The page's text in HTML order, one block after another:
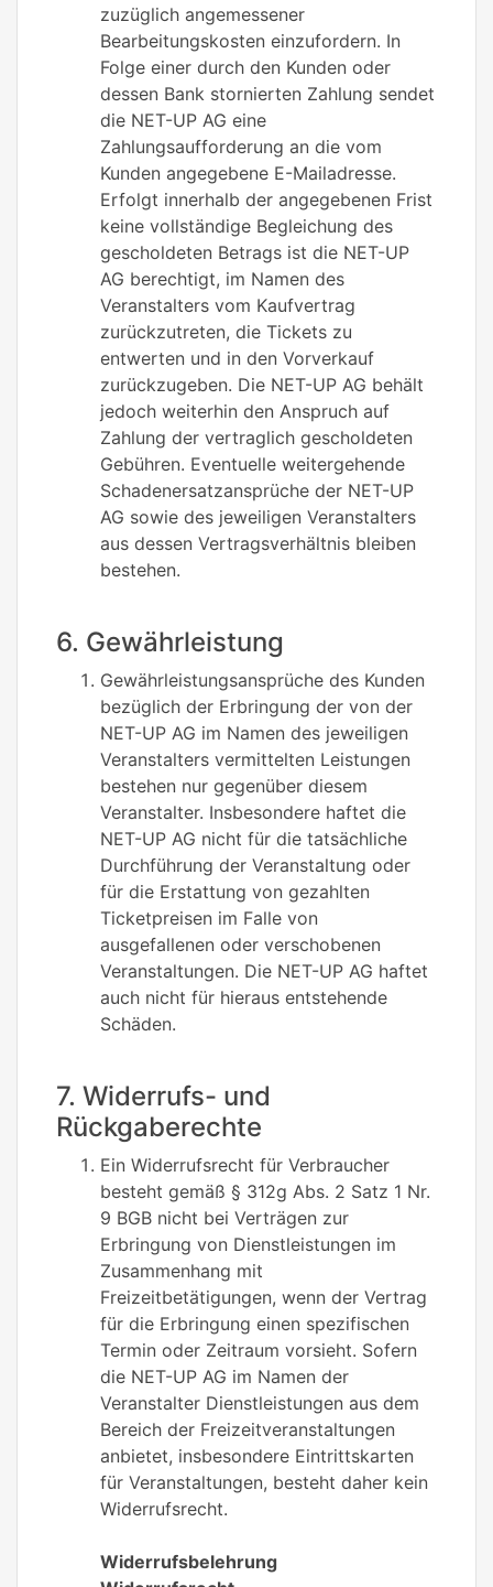
zuzüglich angemessener
Bearbeitungskosten einzufordern. In
Folge einer durch den Kunden oder
dessen Bank stornierten Zahlung sendet
die NET-UP AG eine
Zahlungsaufforderung an die vom
Kunden angegebene E-Mailadresse.
Erfolgt innerhalb der angegebenen Frist
keine vollständige Begleichung des
gescholdeten Betrags ist die NET-UP
AG berechtigt, im Namen des
Veranstalters vom Kaufvertrag
zurückzutreten, die Tickets zu
entwerten und in den Vorverkauf
zurückzugeben. Die NET-UP AG behält
jedoch weiterhin den Anspruch auf
Zahlung der vertraglich gescholdeten
Gebühren. Eventuelle weitergehende
Schadenersatzansprüche der NET-UP
AG sowie des jeweiligen Veranstalters
aus dessen Vertragsverhältnis bleiben
bestehen.
6. Gewährleistung
Gewährleistungsansprüche des Kunden
bezüglich der Erbringung der von der
NET-UP AG im Namen des jeweiligen
Veranstalters vermittelten Leistungen
bestehen nur gegenüber diesem
Veranstalter. Insbesondere haftet die
NET-UP AG nicht für die tatsächliche
Durchführung der Veranstaltung oder
für die Erstattung von gezahlten
Ticketpreisen im Falle von
ausgefallenen oder verschobenen
Veranstaltungen. Die NET-UP AG haftet
auch nicht für hieraus entstehende
Schäden.
7. Widerrufs- und
Rückgaberechte
Ein Widerrufsrecht für Verbraucher
besteht gemäß § 312g Abs. 2 Satz 1 Nr.
9 BGB nicht bei Verträgen zur
Erbringung von Dienstleistungen im
Zusammenhang mit
Freizeitbetätigungen, wenn der Vertrag
für die Erbringung einen spezifischen
Termin oder Zeitraum vorsieht. Sofern
die NET-UP AG im Namen der
Veranstalter Dienstleistungen aus dem
Bereich der Freizeitveranstaltungen
anbietet, insbesondere Eintrittskarten
für Veranstaltungen, besteht daher kein
Widerrufsrecht.
Widerrufsbelehrung